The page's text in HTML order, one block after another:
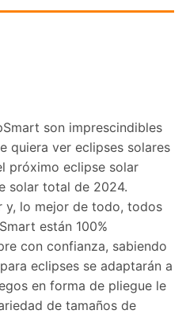
son imprescindibles
quiera ver eclipses solares
próximo eclipse solar
solar total de 2024.
y, lo mejor de todo, todos
están 100%
con confianza, sabiendo
eclipses se adaptarán a
en forma de pliegue le
de tamaños de